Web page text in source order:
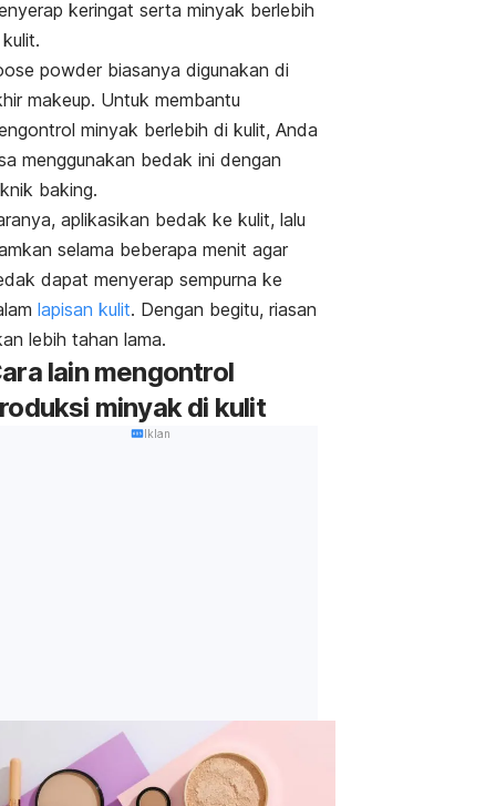
keringat serta minyak berlebih
powder biasanya digunakan di
makeup. Untuk membantu
minyak berlebih di kulit, Anda
menggunakan bedak ini dengan
baking.
aplikasikan bedak ke kulit, lalu
selama beberapa menit agar
dapat menyerap sempurna ke
lapisan kulit. Dengan begitu, riasan
lebih tahan lama.
lain mengontrol
minyak di kulit
Iklan